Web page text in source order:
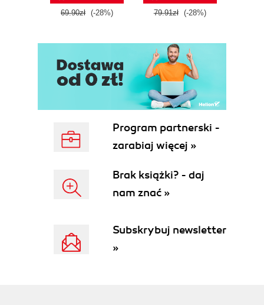
69.90zł (-28%) 79.91zł (-28%)
Program partnerski -
zarabiaj więcej »
Brak książki? - daj
nam znać »
Subskrybuj newsletter
»